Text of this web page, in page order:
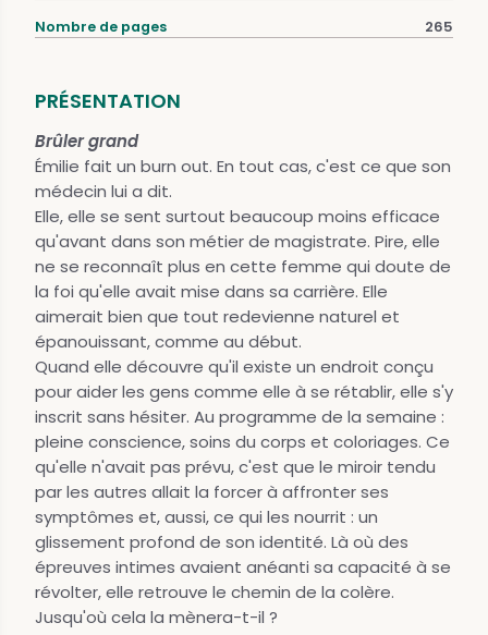
Nombre de pages 265
PRÉSENTATION
Brûler grand
Émilie fait un burn out. En tout cas, c'est ce que son
médecin lui a dit.
Elle, elle se sent surtout beaucoup moins efficace
qu'avant dans son métier de magistrate. Pire, elle
ne se reconnaît plus en cette femme qui doute de
la foi qu'elle avait mise dans sa carrière. Elle
aimerait bien que tout redevienne naturel et
épanouissant, comme au début.
Quand elle découvre qu'il existe un endroit conçu
pour aider les gens comme elle à se rétablir, elle s'y
inscrit sans hésiter. Au programme de la semaine :
pleine conscience, soins du corps et coloriages. Ce
qu'elle n'avait pas prévu, c'est que le miroir tendu
par les autres allait la forcer à affronter ses
symptômes et, aussi, ce qui les nourrit : un
glissement profond de son identité. Là où des
épreuves intimes avaient anéanti sa capacité à se
révolter, elle retrouve le chemin de la colère.
Jusqu'où cela la mènera-t-il ?